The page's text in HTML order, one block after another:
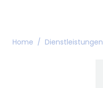
Home / Dienstleistungen